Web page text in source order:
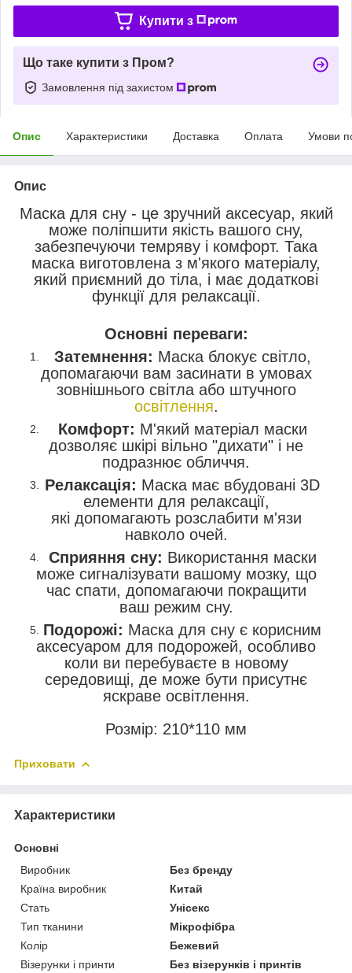
Купити з
Що таке купити з Пром?
Замовлення під захистом
Опис Характеристики Доставка Оплата Умови
Опис
Маска для сну - це зручний аксесуар, який
може поліпшити якість вашого сну,
забезпечуючи темряву і комфорт. Така
маска виготовлена з м'якого матеріалу,
який приємний до тіла, і має додаткові
функції для релаксації.
Основні переваги:
Затемнення: Маска блокує світло,
допомагаючи вам засинати в умовах
зовнішнього світла або штучного
освітлення.
Комфорт: М'який матеріал маски
дозволяє шкірі вільно "дихати" і не
подразнює обличчя.
Релаксація: Маска має вбудовані 3D
елементи для релаксації,
які допомагають розслабити м'язи
навколо очей.
Сприяння сну: Використання маски
може сигналізувати вашому мозку, що
час спати, допомагаючи покращити
ваш режим сну.
Подорожі: Маска для сну є корисним
аксесуаром для подорожей, особливо
коли ви перебуваєте в новому
середовищі, де може бути присутнє
яскраве освітлення.
Розмір: 210*110 мм
Приховати
Характеристики
Основні
Виробник
Без бренду
Країна виробник
Китай
Стать
Унісекс
Тип тканини
Мікрофібра
Колір
Бежевий
Візерунки і принти
Без візерунків і принтів